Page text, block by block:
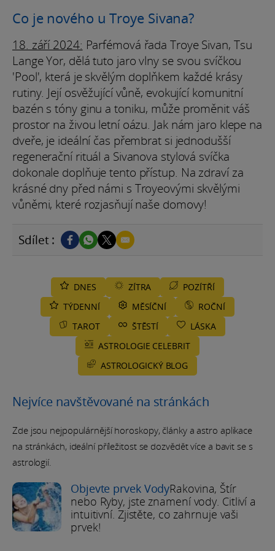
Co je nového u Troye Sivana?
18. září 2024: Parfémová řada Troye Sivan, Tsu
Lange Yor, dělá tuto jaro vlny se svou svíčkou
'Pool', která je skvělým doplňkem každé krásy
rutiny. Její osvěžující vůně, evokující komunitní
bazén s tóny ginu a toniku, může proměnit váš
prostor na živou letní oázu. Jak nám jaro klepe na
dveře, je ideální čas přembrat si jednodušší
regenerační rituál a Sivanova stylová svíčka
dokonale doplňuje tento přístup. Na zdraví za
krásné dny před námi s Troyeovými skvělými
vůněmi, které rozjasňují naše domovy!
Sdílet :
DNES ZÍTRA
POZÍTŘÍ
TÝDENNÍ
MĚSÍČNÍ
ROČNÍ
TAROT
ŠTĚSTÍ
LÁSKA
ASTROLOGIE CELEBRIT
ASTROLOGICKÝ BLOG
Nejvíce navštěvované na stránkách
Zde jsou nejpopulárnější horoskopy, články a astro aplikace
na stránkách, ideální příležitost se dozvědět více a bavit se s
astrologií.
Objevte prvek VodyRakovina, Štír
nebo Ryby, jste znamení vody. Citliví a
intuitivní. Zjistěte, co zahrnuje vaši
prvek!